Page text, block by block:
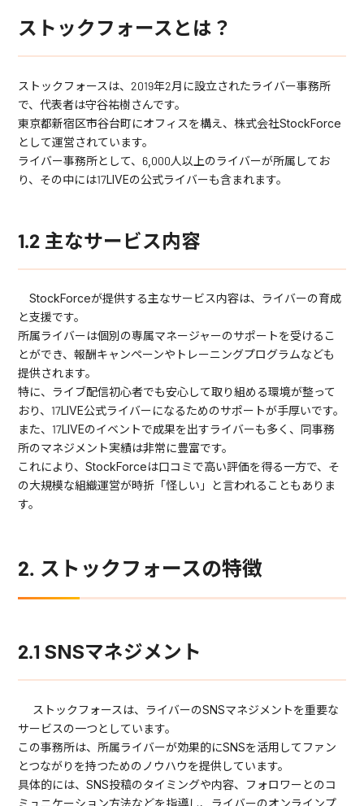
ストックフォースとは？
ストックフォースは、2019年2月に設立されたライバー事務所
で、代表者は守谷祐樹さんです。
東京都新宿区市谷台町にオフィスを構え、株式会社StockForce
として運営されています。
ライバー事務所として、6,000人以上のライバーが所属してお
り、その中には17LIVEの公式ライバーも含まれます。
1.2 主なサービス内容
StockForceが提供する主なサービス内容は、ライバーの育成
と支援です。
所属ライバーは個別の専属マネージャーのサポートを受けるこ
とができ、報酬キャンペーンやトレーニングプログラムなども
提供されます。
特に、ライブ配信初心者でも安心して取り組める環境が整って
おり、17LIVE公式ライバーになるためのサポートが手厚いです。
また、17LIVEのイベントで成果を出すライバーも多く、同事務
所のマネジメント実績は非常に豊富です。
これにより、StockForceは口コミで高い評価を得る一方で、そ
の大規模な組織運営が時折「怪しい」と言われることもありま
す。
2. ストックフォースの特徴
2.1 SNSマネジメント
ストックフォースは、ライバーのSNSマネジメントを重要な
サービスの一つとしています。
この事務所は、所属ライバーが効果的にSNSを活用してファン
とつながりを持つためのノウハウを提供しています。
具体的には、SNS投稿のタイミングや内容、フォロワーとのコ
ミュニケーション方法などを指導し、ライバーのオンラインプ